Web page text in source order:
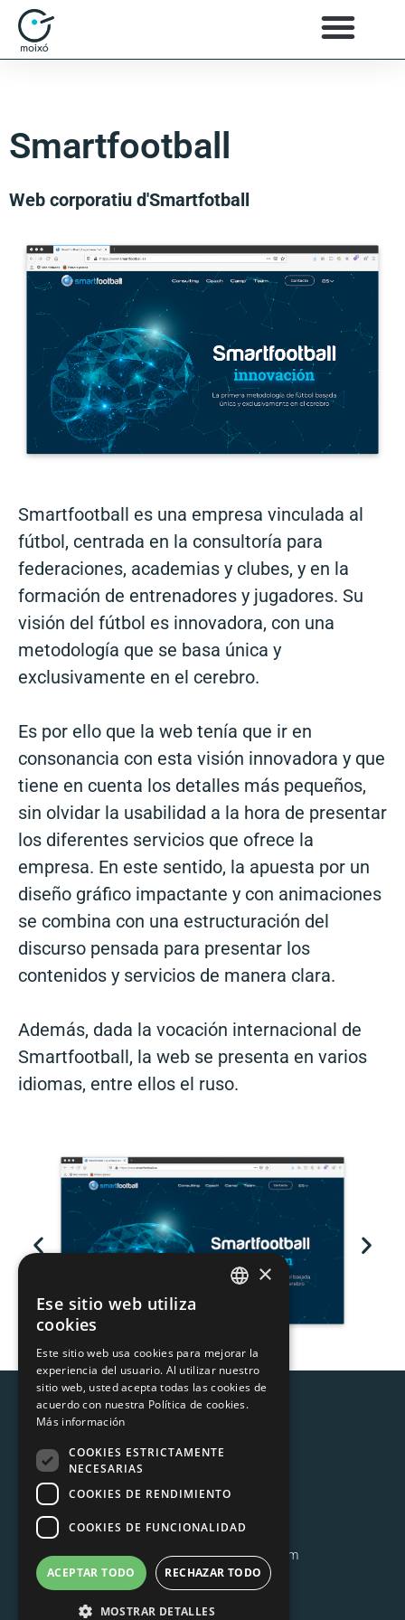
Smartfootball
Web corporatiu d'Smartfotball
Smartfootball es una empresa vinculada al
fútbol, centrada en la consultoría para
federaciones, academias y clubes, y en la
formación de entrenadores y jugadores. Su
visión del fútbol es innovadora, con una
metodología que se basa única y
exclusivamente en el cerebro.
Es por ello que la web tenía que ir en
consonancia con esta visión innovadora y que
tiene en cuenta los detalles más pequeños,
sin olvidar la usabilidad a la hora de presentar
los diferentes servicios que ofrece la
empresa. En este sentido, la apuesta por un
diseño gráfico impactante y con animaciones
se combina con una estructuración del
discurso pensada para presentar los
contenidos y servicios de manera clara.
Además, dada la vocación internacional de
Smartfootball, la web se presenta en varios
idiomas, entre ellos el ruso.
MOIXÓ S.L.
08037 Barcelona
T. 931 575 731 –info@moixo.com
×
Ese sitio web utiliza
cookies
Este sitio web usa cookies para mejorar la
experiencia del usuario. Al utilizar nuestro
sitio web, usted acepta todas las cookies de
acuerdo con nuestra Política de cookies.
Más información
COOKIES ESTRICTAMENTE
NECESARIAS
COOKIES DE RENDIMIENTO
COOKIES DE FUNCIONALIDAD
ACEPTAR TODO RECHAZAR TODO
MOSTRAR DETALLES